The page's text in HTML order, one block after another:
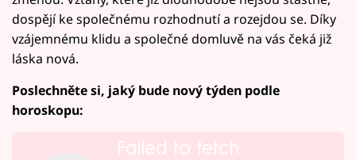
dospějí ke společnému rozhodnutí a rozejdou se. Díky
vzájemnému klidu a společné domluvě na vás čeká již
láska nová.
Poslechněte si, jaký bude nový týden podle
horoskopu:
Failed to fetch